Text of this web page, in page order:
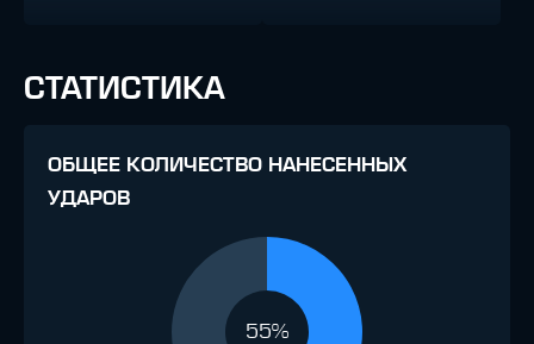
СТАТИСТИКА
ОБЩЕЕ КОЛИЧЕСТВО НАНЕСЕННЫХ
УДАРОВ
55%